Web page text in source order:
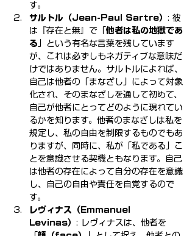
す。
サルトル（Jean-Paul Sartre） : 彼
は『存在と無』で「他者は私の地獄であ
る 」という有名な言葉を残しています
が、これは必ずしもネガティブな意味だ
けではありません。サルトルによれば、
自己は他者の「まなざし」によって対象
化され、そのまなざしを通して初めて、
自己が他者にとってどのように現れてい
るかを知ります。他者のまなざしは私を
規定し、私の自由を制限するものでもあ
りますが、同時に、私が「私である」こ
とを意識させる契機ともなります。自己
は他者の存在によって自分の存在を意識
し、自己の自由や責任を自覚するので
す。
レヴィナス（Emmanuel
Levinas） : レヴィナスは、他者を